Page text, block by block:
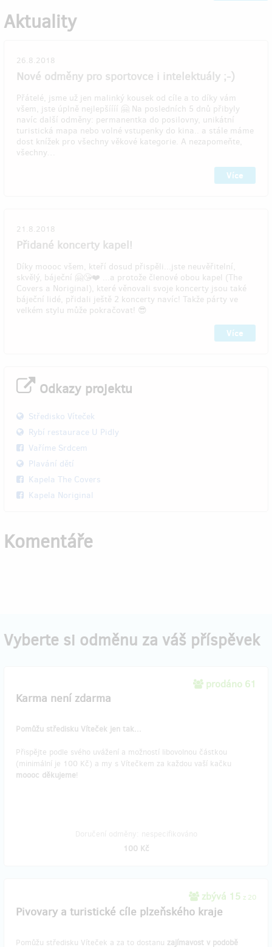
Aktuality
26.8.2018
Nové odměny pro sportovce i intelektuály ;-)
Přátelé, jsme už jen malinký kousek od cíle a to díky vám
všem, jste úplně nejlepšíííí 🤗 Na posledních 5 dnů přibyly
navíc další odměny: permanentka do posilovny, unikátní
turistická mapa nebo volné vstupenky do kina.. a stále máme
dost knížek pro všechny věkové kategorie. A nezapomeňte,
všechny…
Více
21.8.2018
Přidané koncerty kapel!
Díky moooc všem, kteří dosud přispěli...jste neuvěřitelní,
skvělý, báječní 🤗😘❤️ ...a protože členové obou kapel (The
Covers a Noriginal), které věnovali svoje koncerty jsou také
báječní lidé, přidali ještě 2 koncerty navíc! Takže párty ve
velkém stylu může pokračovat! 😎
Více
Odkazy projektu
Středisko Víteček
Rybí restaurace U Pidly
Vaříme Srdcem
Plavání dětí
Kapela The Covers
Kapela Noriginal
Komentáře
Vyberte si odměnu za váš příspěvek
prodáno 61
Karma není zdarma
Pomůžu středisku Víteček jen tak...
Přispějte podle svého uvážení a možností libovolnou částkou
(minimální je 100 Kč) a my s Vítečkem za každou vaší kačku
moooc děkujeme!
100 Kč
zbývá 15 z 20
Pivovary a turistické cíle plzeňského kraje
Pomůžu středisku Víteček a za to dostanu zajímavost v podobě